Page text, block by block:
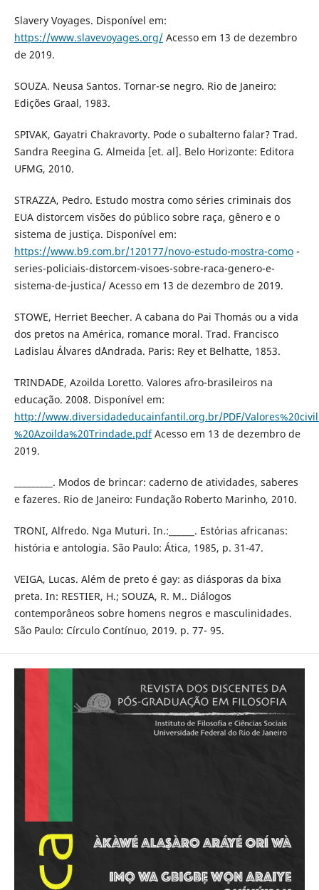
Slavery Voyages. Disponível em:
https://www.slavevoyages.org/Acesso em 13 de dezembro
de 2019.
SOUZA. Neusa Santos. Tornar-se negro. Rio de Janeiro:
Edições Graal, 1983.
SPIVAK, Gayatri Chakravorty. Pode o subalterno falar? Trad.
Sandra Reegina G. Almeida [et. al]. Belo Horizonte: Editora
UFMG, 2010.
STRAZZA, Pedro. Estudo mostra como séries criminais dos
EUA distorcem visões do público sobre raça, gênero e o
sistema de justiça. Disponível em:
https://www.b9.com.br/120177/novo-estudo-mostra-como-
series-policiais-distorcem-visoes-sobre-raca-genero-e-
sistema-de-justica/ Acesso em 13 de dezembro de 2019.
STOWE, Herriet Beecher. A cabana do Pai Thomás ou a vida
dos pretos na América, romance moral. Trad. Francisco
Ladislau Álvares d´Andrada. Paris: Rey et Belhatte, 1853.
TRINDADE, Azoilda Loretto. Valores afro-brasileiros na
educação. 2008. Disponível em:
http://www.diversidadeducainfantil.org.br/PDF/
%20Azoilda%20Trindade.pdfAcesso em 13 de dezembro de
2019.
_________. Modos de brincar: caderno de atividades, saberes
e fazeres. Rio de Janeiro: Fundação Roberto Marinho, 2010.
TRONI, Alfredo. Nga Muturi. In.:______. Estórias africanas:
história e antologia. São Paulo: Ática, 1985, p. 31-47.
VEIGA, Lucas. Além de preto é gay: as diásporas da bixa
preta. In: RESTIER, H.; SOUZA, R. M.. Diálogos
contemporâneos sobre homens negros e masculinidades.
São Paulo: Círculo Contínuo, 2019. p. 77- 95.